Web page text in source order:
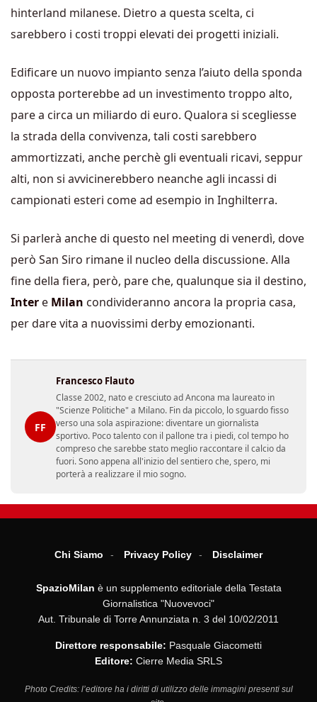
hinterland milanese. Dietro a questa scelta, ci
sarebbero i costi troppi elevati dei progetti iniziali.
Edificare un nuovo impianto senza l’aiuto della sponda
opposta porterebbe ad un investimento troppo alto,
pare a circa un miliardo di euro. Qualora si scegliesse
la strada della convivenza, tali costi sarebbero
ammortizzati, anche perchè gli eventuali ricavi, seppur
alti, non si avvicinerebbero neanche agli incassi di
campionati esteri come ad esempio in Inghilterra.
Si parlerà anche di questo nel meeting di venerdì, dove
però San Siro rimane il nucleo della discussione. Alla
fine della fiera, però, pare che, qualunque sia il destino,
Inter e Milan condivideranno ancora la propria casa,
per dare vita a nuovissimi derby emozionanti.
FF
Francesco Flauto
Classe 2002, nato e cresciuto ad Ancona ma laureato in
"Scienze Politiche" a Milano. Fin da piccolo, lo sguardo fisso
verso una sola aspirazione: diventare un giornalista
sportivo. Poco talento con il pallone tra i piedi, col tempo ho
compreso che sarebbe stato meglio raccontare il calcio da
fuori. Sono appena all'inizio del sentiero che, spero, mi
porterà a realizzare il mio sogno.
Chi Siamo Privacy Policy Disclaimer
SpazioMilan è un supplemento editoriale della Testata
Giornalistica "Nuovevoci"
Aut. Tribunale di Torre Annunziata n. 3 del 10/02/2011
Direttore responsabile: Pasquale Giacometti
Editore: Cierre Media SRLS
Photo Credits: l’editore ha i diritti di utilizzo delle immagini presenti sul